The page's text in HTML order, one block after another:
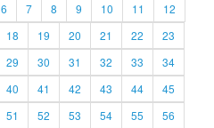
6 7 8 9 10 11
12
18 19 20 21 22
23
29 30 31 32 33
34
40 41 42 43 44
45
51 52 53 54 55
56